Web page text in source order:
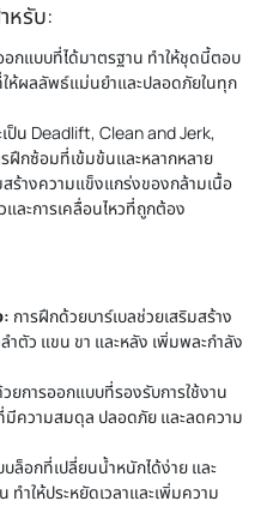
หรับ:
อกแบบที่ได้มาตรฐาน ทำให้ชุดนี้ตอบ
ห้ผลลัพธ์แม่นยำและปลอดภัยในทุก
เป็น Deadlift, Clean and Jerk,
ฝึกซ้อมที่เข้มข้นและหลากหลาย
สร้างความแข็งแกร่งของกล้ามเนื้อ
ละการเคลื่อนไหวที่ถูกต้อง
: การฝึกด้วยบาร์เบลช่วยเสริมสร้าง
ตัว แขน ขา และหลัง เพิ่มพละกำลัง
ยการออกแบบที่รองรับการใช้งาน
ความสมดุล ปลอดภัย และลดความ
บล็อกที่เปลี่ยนน้ำหนักได้ง่าย และ
ำให้ประหยัดเวลาและเพิ่มความ